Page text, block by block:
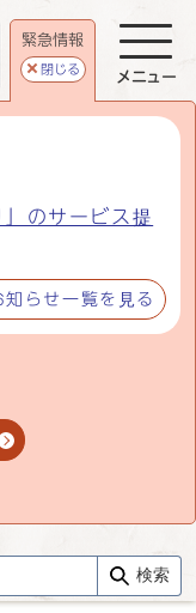
緊急情報
閉じる
のサービス提
知らせ一覧を見る
メニュー
検索